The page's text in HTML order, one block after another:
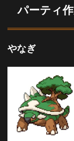
パーティ
やなぎ